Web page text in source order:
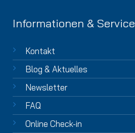
Informationen & Service
Kontakt
Blog & Aktuelles
Newsletter
FAQ
Online Check-in